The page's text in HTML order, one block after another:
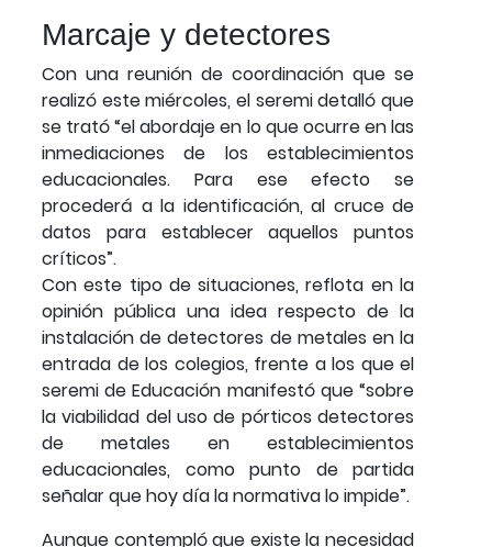
Marcaje y detectores
Con una reunión de coordinación que se
realizó este miércoles, el seremi detalló que
se trató “el abordaje en lo que ocurre en las
inmediaciones de los establecimientos
educacionales. Para ese efecto se
procederá a la identificación, al cruce de
datos para establecer aquellos puntos
críticos”.
Con este tipo de situaciones, reflota en la
opinión pública una idea respecto de la
instalación de detectores de metales en la
entrada de los colegios, frente a los que el
seremi de Educación manifestó que “sobre
la viabilidad del uso de pórticos detectores
de metales en establecimientos
educacionales, como punto de partida
señalar que hoy día la normativa lo impide”.
Aunque contempló que existe la necesidad